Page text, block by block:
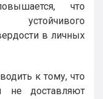
что
устойчивого
в личных
к тому, что
не доставляют